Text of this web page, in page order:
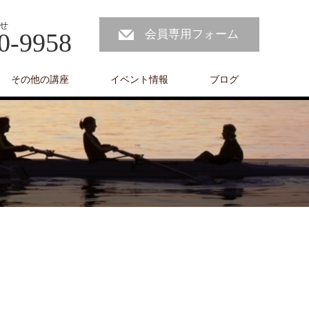
9958 会員専用フォーム
その他の講座 イベント情報 ブログ